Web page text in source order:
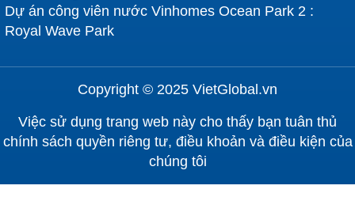
Dự án công viên nước Vinhomes Ocean Park 2 :
Royal Wave Park
Copyright © 2025 VietGlobal.vn
Việc sử dụng trang web này cho thấy bạn tuân thủ
chính sách quyền riêng tư, điều khoản và điều kiện của
chúng tôi